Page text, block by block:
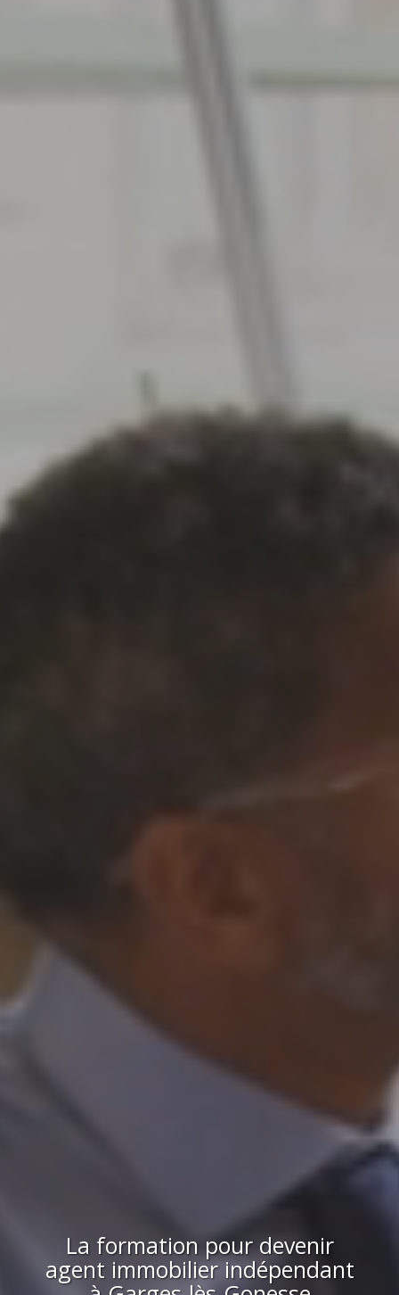
La formation pour devenir
agent immobilier indépendant